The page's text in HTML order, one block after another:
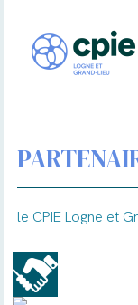
le CPIE Logne et